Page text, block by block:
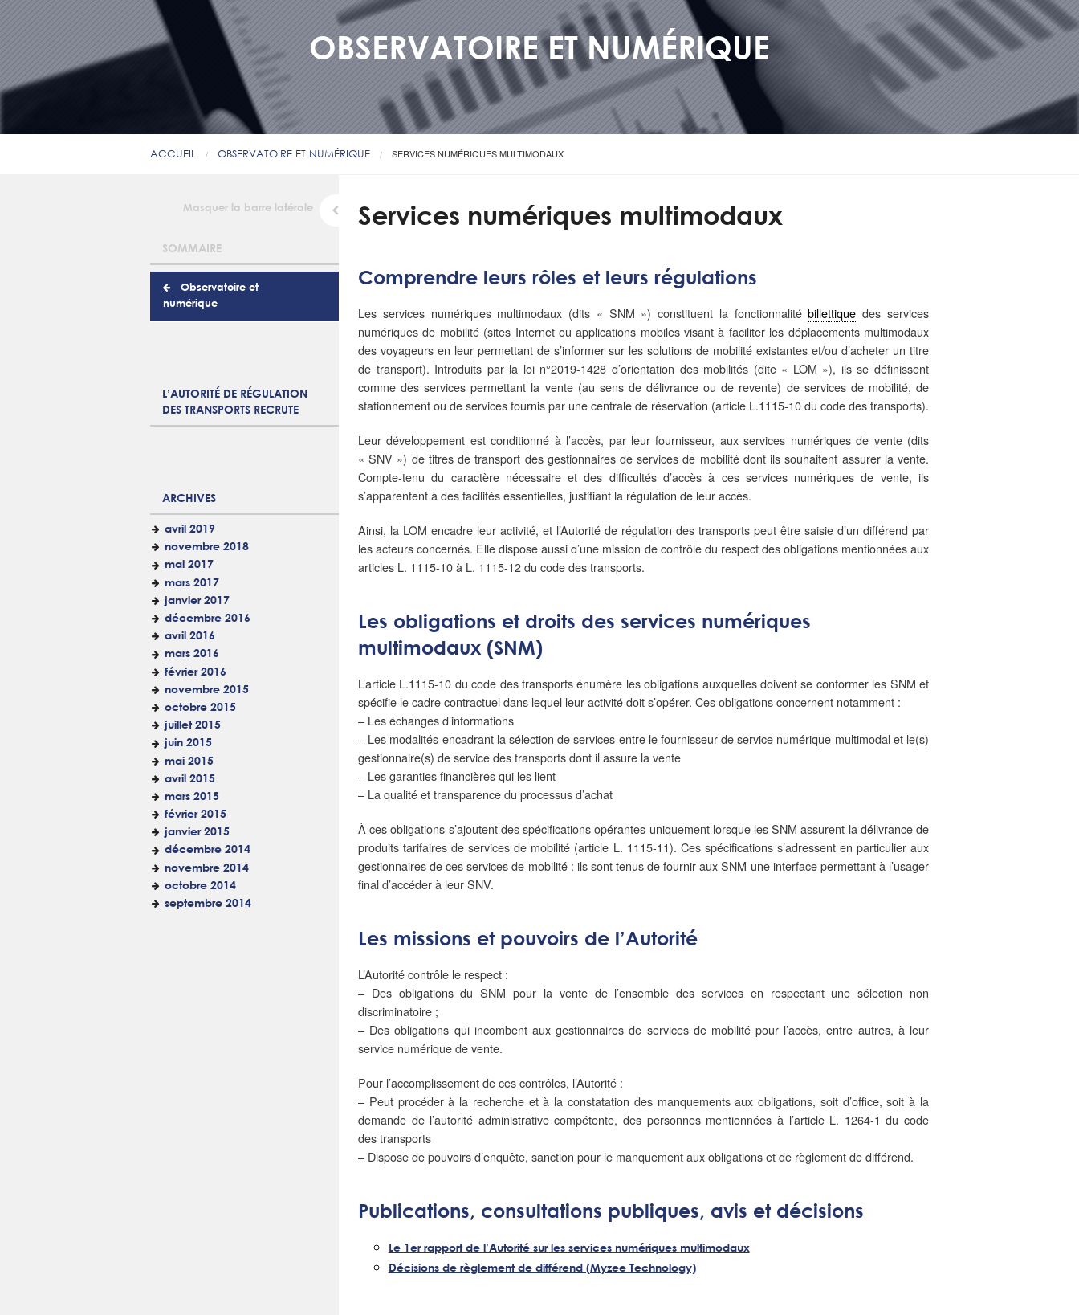
OBSERVATOIRE ET NUMÉRIQUE
ACCUEIL OBSERVATOIRE ET NUMÉRIQUE SERVICES NUMÉRIQUES MULTIMODAUX
Masquer la barre latérale
SOMMAIRE
Observatoire et
numérique
L’AUTORITÉ DE RÉGULATION
DES TRANSPORTS RECRUTE
ARCHIVES
avril 2019
novembre 2018
mai 2017
mars 2017
janvier 2017
décembre 2016
avril 2016
mars 2016
février 2016
novembre 2015
octobre 2015
juillet 2015
juin 2015
mai 2015
avril 2015
mars 2015
février 2015
janvier 2015
décembre 2014
novembre 2014
octobre 2014
septembre 2014
Services numériques multimodaux
Comprendre leurs rôles et leurs régulations
Les services numériques multimodaux (dits « SNM ») constituent la fonctionnalitébillettique des services
numériques de mobilité (sites Internet ou applications mobiles visant à faciliter les déplacements multimodaux
des voyageurs en leur permettant de s’informer sur les solutions de mobilité existantes et/ou d’acheter un titre
de transport). Introduits par la loi n°2019-1428 d’orientation des mobilités (dite « LOM »), ils se définissent
comme des services permettant la vente (au sens de délivrance ou de revente) de services de mobilité, de
stationnement ou de services fournis par une centrale de réservation (article L.1115-10 du code des transports).
Leur développement est conditionné à l’accès, par leur fournisseur, aux services numériques de vente (dits
« SNV ») de titres de transport des gestionnaires de services de mobilité dont ils souhaitent assurer la vente.
Compte-tenu du caractère nécessaire et des difficultés d’accès à ces services numériques de vente, ils
s’apparentent à des facilités essentielles, justifiant la régulation de leur accès.
Ainsi, la LOM encadre leur activité, et l’Autorité de régulation des transports peut être saisie d’un différend par
les acteurs concernés. Elle dispose aussi d’une mission de contrôle du respect des obligations mentionnées aux
articles L. 1115-10 à L. 1115-12 du code des transports.
Les obligations et droits des services numériques
multimodaux (SNM)
L’article L.1115-10 du code des transports énumère les obligations auxquelles doivent se conformer les SNM et
spécifie le cadre contractuel dans lequel leur activité doit s’opérer. Ces obligations concernent notamment :
– Les échanges d’informations
– Les modalités encadrant la sélection de services entre le fournisseur de service numérique multimodal et le(s)
gestionnaire(s) de service des transports dont il assure la vente
– Les garanties financières qui les lient
– La qualité et transparence du processus d’achat
À ces obligations s’ajoutent des spécifications opérantes uniquement lorsque les SNM assurent la délivrance de
produits tarifaires de services de mobilité (article L. 1115-11). Ces spécifications s’adressent en particulier aux
gestionnaires de ces services de mobilité : ils sont tenus de fournir aux SNM une interface permettant à l’usager
final d’accéder à leur SNV.
Les missions et pouvoirs de l’Autorité
L’Autorité contrôle le respect :
– Des obligations du SNM pour la vente de l’ensemble des services en respectant une sélection non
discriminatoire ;
– Des obligations qui incombent aux gestionnaires de services de mobilité pour l’accès, entre autres, à leur
service numérique de vente.
Pour l’accomplissement de ces contrôles, l’Autorité :
– Peut procéder à la recherche et à la constatation des manquements aux obligations, soit d’office, soit à la
demande de l’autorité administrative compétente, des personnes mentionnées à l’article L. 1264-1 du code
des transports
– Dispose de pouvoirs d’enquête, sanction pour le manquement aux obligations et de règlement de différend.
Publications, consultations publiques, avis et décisions
Le 1er rapport de l’Autorité sur les services numériques multimodaux
Décisions de règlement de différend (Myzee Technology)